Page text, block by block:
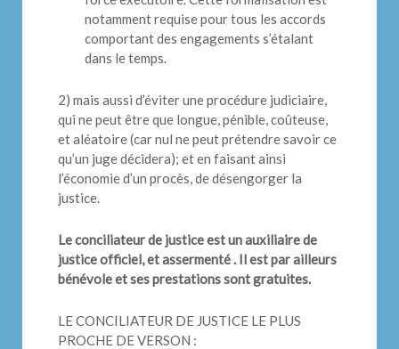
notamment requise pour tous les accords
comportant des engagements s’étalant
dans le temps.
2) mais aussi d’éviter une procédure judiciaire,
qui ne peut être que longue, pénible, coûteuse,
et aléatoire (car nul ne peut prétendre savoir ce
qu’un juge décidera); et en faisant ainsi
l’économie d’un procès, de désengorger la
justice.
Le conciliateur de justice est un auxiliaire de
justice officiel, et assermenté . Il est par ailleurs
bénévole et ses prestations sont gratuites.
LE CONCILIATEUR DE JUSTICE LE PLUS
PROCHE DE VERSON :